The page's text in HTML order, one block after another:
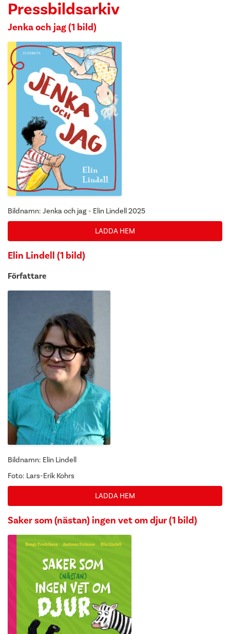
Pressbildsarkiv
Jenka och jag (1 bild)
Bildnamn: Jenka och jag - Elin Lindell 2025
LADDA HEM
Elin Lindell (1 bild)
Författare
Bildnamn: Elin Lindell
Foto: Lars-Erik Kohrs
LADDA HEM
Saker som (nästan) ingen vet om djur (1 bild)